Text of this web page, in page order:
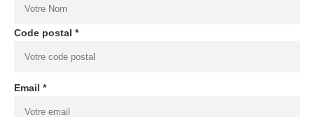
Code postal *
Email *